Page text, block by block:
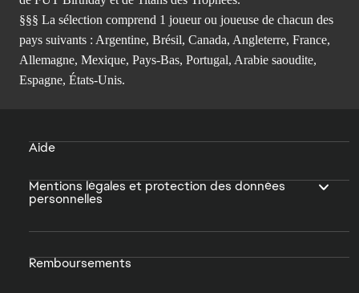
§§§ La sélection comprend 1 joueur ou joueuse de chacun des
pays suivants : Argentine, Brésil, Canada, Angleterre, France,
Allemagne, Mexique, Pays-Bas, Portugal, Arabie saoudite,
Espagne, États-Unis.
Aide
Mentions légales et protection des données
personnelles
Remboursements